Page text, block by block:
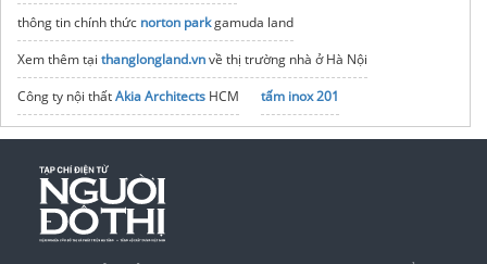
thông tin chính thức norton parkgamuda land
Xem thêm tại thanglongland.vnvề thị trường nhà ở Hà Nội
Công ty nội thấtAkia Architects HCM
tấm inox 201
Mở bánCăn hộ Gladia Heights Dự án D'.Diamant BleuLong Biên
Thi công sơn chống nóng cho mái tôn
Vinhomes Vũ Yên Hải Phòng
Dự ánĐà Nẵng Downtown